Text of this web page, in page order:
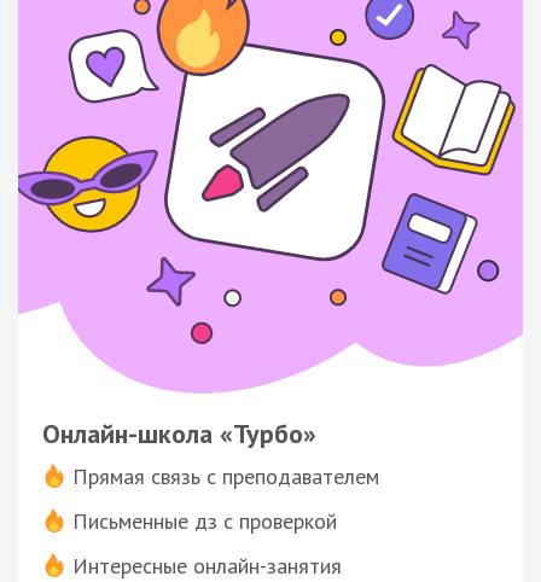
Онлайн-школа «Турбо»
Прямая связь с преподавателем
Письменные дз с проверкой
Интересные онлайн-занятия